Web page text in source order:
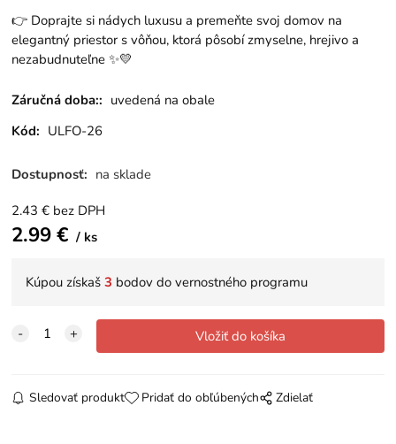
👉 Doprajte si nádych luxusu a premeňte svoj domov na
elegantný priestor s vôňou, ktorá pôsobí zmyselne, hrejivo a
nezabudnuteľne ✨💛
Záručná doba:: uvedená na obale
Kód: ULFO-26
Dostupnosť: na sklade
2.43 € bez DPH
2.99€ ks
Kúpou získaš3 bodov do vernostného programu
Sledovať produkt Pridať do obľúbených Zdielať